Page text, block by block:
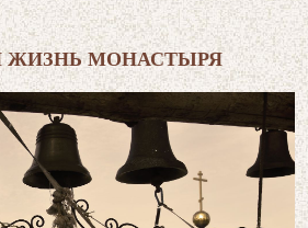
ЖИЗНЬ МОНАСТЫРЯ